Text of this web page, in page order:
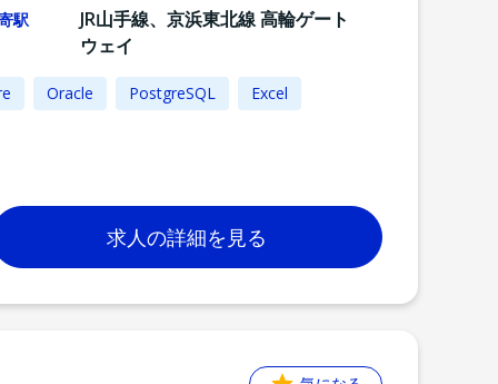
駅
JR山手線、京浜東北線 高輪ゲート
ウェイ
Oracle PostgreSQL Excel
求人の詳細を見る